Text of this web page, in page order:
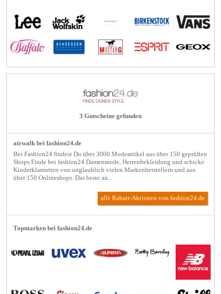
3 Gutscheine gefunden
airwalk bei fashion24.de
Bei Fashion24 findest Du über 3000 Modeartikel aus über 150 geprüften
Shops Finde bei fashion24 Damenmode, Herrenbekleidung und schicke
Kinderklamotten von unglaublich vielen Markenherstellern und aus
über 150 Onlineshops. Das beste an...
alle Rabatt-Aktionenvon fashion24.de
Topmarken bei fashion24.de